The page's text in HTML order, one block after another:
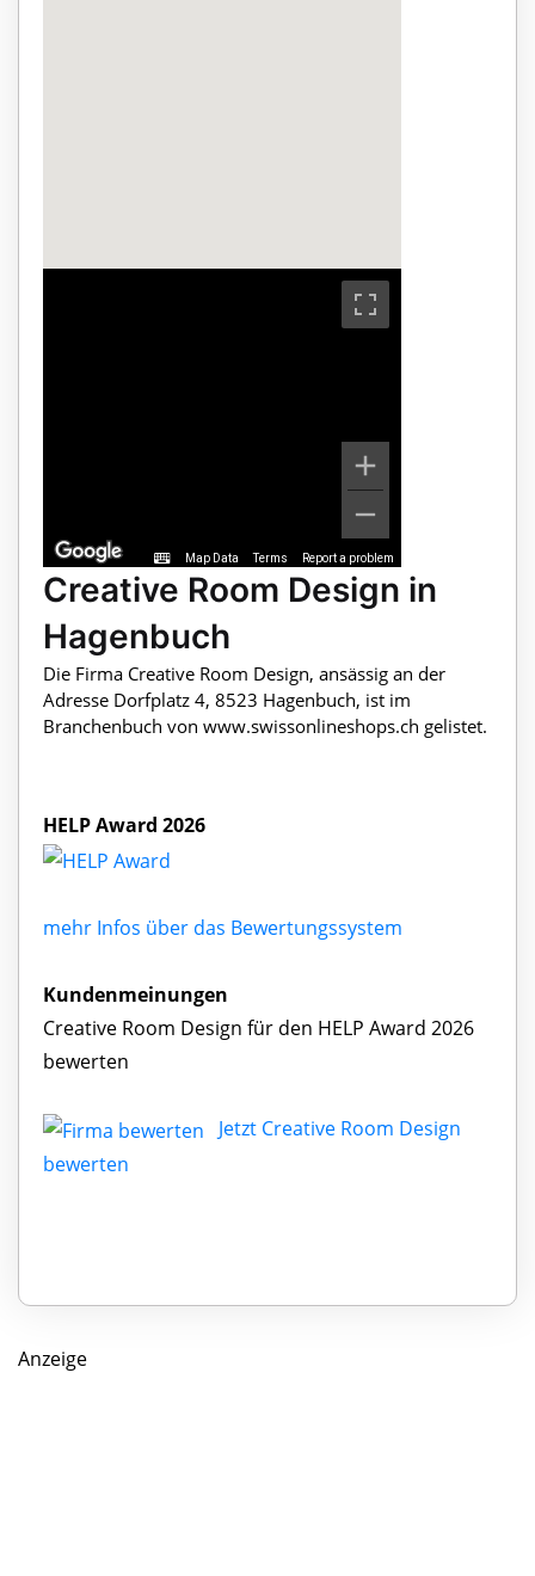
Map Data Terms Report a problem
Creative Room Design in
Hagenbuch
Die Firma Creative Room Design, ansässig an der
Adresse Dorfplatz 4, 8523 Hagenbuch, ist im
Branchenbuch von www.swissonlineshops.ch gelistet.
HELP Award 2026
mehr Infos über das Bewertungssystem
Kundenmeinungen
Creative Room Design für den HELP Award 2026
bewerten
Jetzt Creative Room Design
bewerten
Anzeige